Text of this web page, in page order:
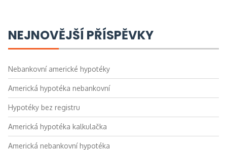
NEJNOVĚJŠÍ PŘÍSPĚVKY
Nebankovní americké hypotéky
Americká hypotéka nebankovní
Hypotéky bez registru
Americká hypotéka kalkulačka
Americká nebankovní hypotéka